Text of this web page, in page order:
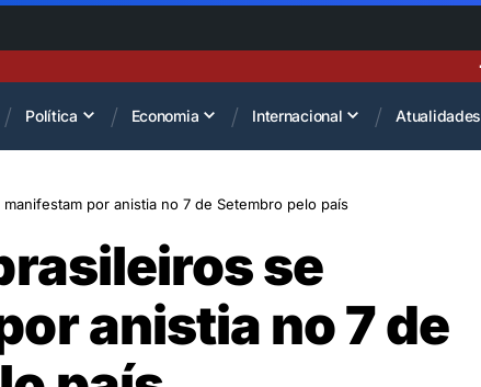
Política Economia Internacional Atualidades
por anistia no 7 de Setembro pelo país
se
anistia no 7 de